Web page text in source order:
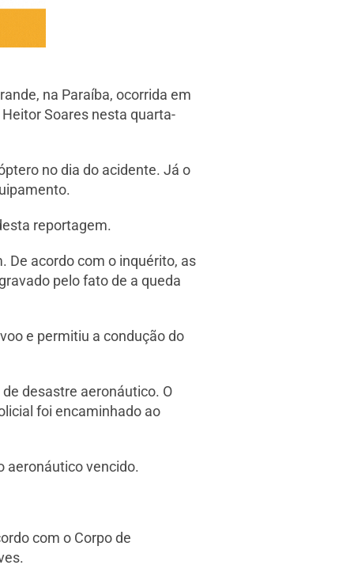
na Paraíba, ocorrida em
Soares nesta quarta-
no dia do acidente. Já o
reportagem.
De acordo com o inquérito, as
pelo fato de a queda
e permitiu a condução do
desastre aeronáutico. O
foi encaminhado ao
aeronáutico vencido.
com o Corpo de